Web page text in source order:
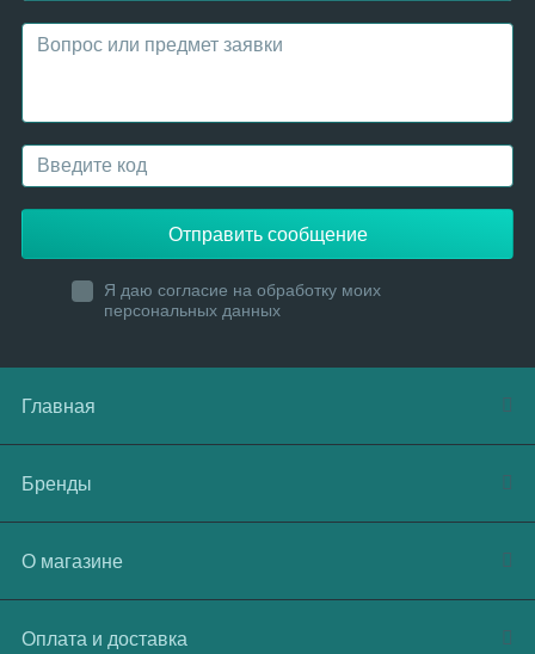
Отправить сообщение
Я даю согласие на обработку моих
персональных данных
Главная
Бренды
О магазине
Оплата и доставка